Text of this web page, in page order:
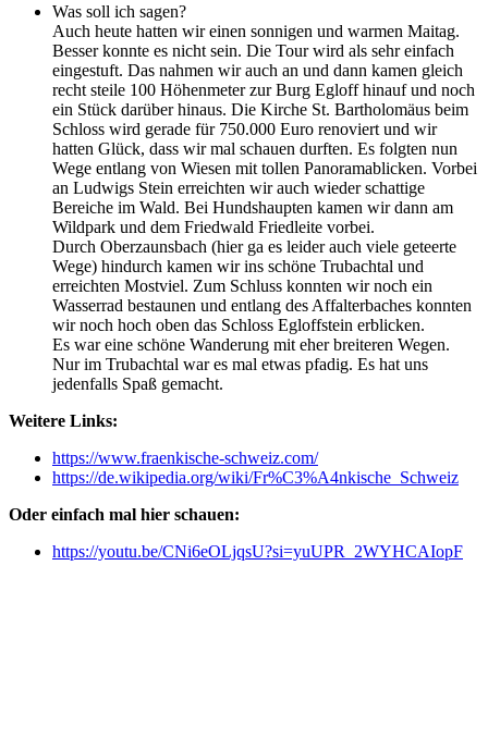
Was soll ich sagen?
Auch heute hatten wir einen sonnigen und warmen Maitag.
Besser konnte es nicht sein. Die Tour wird als sehr einfach
eingestuft. Das nahmen wir auch an und dann kamen gleich
recht steile 100 Höhenmeter zur Burg Egloff hinauf und noch
ein Stück darüber hinaus. Die Kirche St. Bartholomäus beim
Schloss wird gerade für 750.000 Euro renoviert und wir
hatten Glück, dass wir mal schauen durften. Es folgten nun
Wege entlang von Wiesen mit tollen Panoramablicken. Vorbei
an Ludwigs Stein erreichten wir auch wieder schattige
Bereiche im Wald. Bei Hundshaupten kamen wir dann am
Wildpark und dem Friedwald Friedleite vorbei.
Durch Oberzaunsbach (hier ga es leider auch viele geteerte
Wege) hindurch kamen wir ins schöne Trubachtal und
erreichten Mostviel. Zum Schluss konnten wir noch ein
Wasserrad bestaunen und entlang des Affalterbaches konnten
wir noch hoch oben das Schloss Egloffstein erblicken.
Es war eine schöne Wanderung mit eher breiteren Wegen.
Nur im Trubachtal war es mal etwas pfadig. Es hat uns
jedenfalls Spaß gemacht.
Weitere Links:
https://www.fraenkische-schweiz.com/
https://de.wikipedia.org/wiki/Fr%C3%A4nkische_Schweiz
Oder einfach mal hier schauen:
https://youtu.be/CNi6eOLjqsU?si=yuUPR_2WYHCAIopF